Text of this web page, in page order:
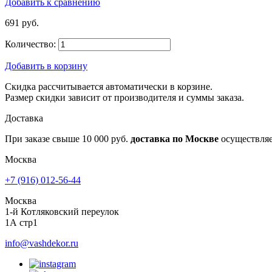
691 руб.
Количество:
Добавить в корзину
Скидка рассчитывается автоматически в корзине.
Размер скидки зависит от производителя и суммы заказа.
Доставка
При заказе свыше 10 000 руб. доставка по Москве
Москва
+7 (916) 012-56-44
Москва
1-й Котляковский переулок
1А стр1
info@vashdekor.ru